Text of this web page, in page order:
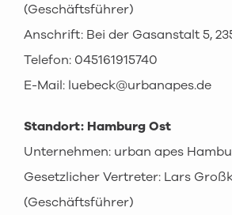
(Geschäftsführer)
Anschrift: Bei der Gasanstalt 5,
Telefon: 045161915740
E-Mail: luebeck@urbanapes.de
Standort: Hamburg Ost
Unternehmen: urban apes
Gesetzlicher Vertreter: Lars
(Geschäftsführer)